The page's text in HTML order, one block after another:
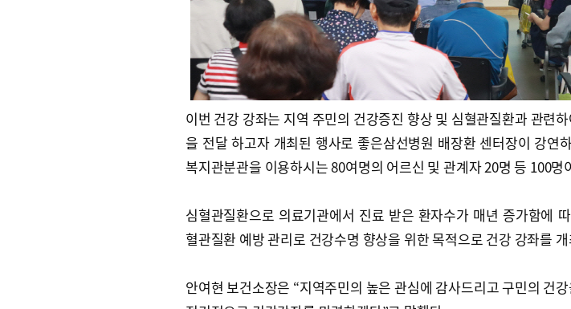
이번 건강 강좌는 지역 주민의 건강증진 향상 및 심혈관질환과 관련
을 전달 하고자 개최된 행사로 좋은삼선병원 배장환 센터장이 강연
복지관분관을 이용하시는 80여명의 어르신 및 관계자 20명 등 100명
심혈관질환으로 의료기관에서 진료 받은 환자수가 매년 증가함에
혈관질환 예방 관리로 건강수명 향상을 위한 목적으로 건강 강좌를
안여현 보건소장은 “지역주민의 높은 관심에 감사드리고 구민의 건